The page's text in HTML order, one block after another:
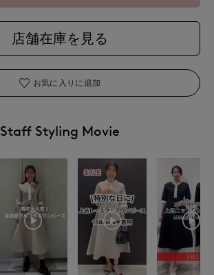
店舗在庫を見る
お気に入りに追加
Staff Styling Movie